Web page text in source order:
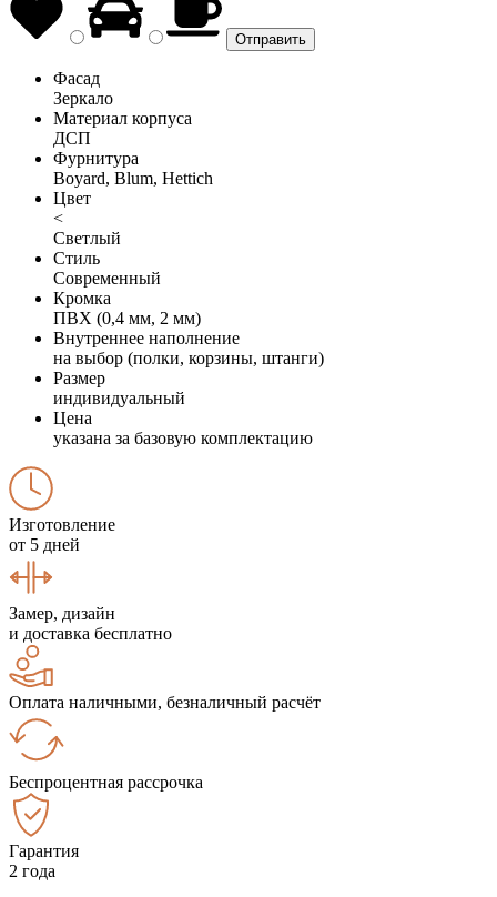
Фасад
Зеркало
Материал корпуса
ДСП
Фурнитура
Boyard, Blum, Hettich
Цвет
<
Светлый
Стиль
Современный
Кромка
ПВХ (0,4 мм, 2 мм)
Внутреннее наполнение
на выбор (полки, корзины, штанги)
Размер
индивидуальный
Цена
указана за базовую комплектацию
Изготовление
от 5 дней
Замер, дизайн
и доставка бесплатно
Оплата наличными, безналичный расчёт
Беспроцентная рассрочка
Гарантия
2 года